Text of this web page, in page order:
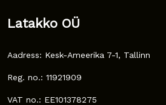
Latakko OÜ
Aadress: Kesk-Ameerika 7-1, Tallinn
Reg. no.: 11921909
VAT no.: EE101378275